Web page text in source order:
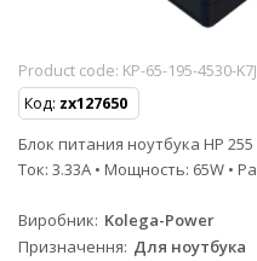
Product code: KP-65-195-4530-
Код: zx127650
Блок питания ноутбука HP 255
Ток: 3.33A • Мощность: 65W •
Виробник Kolega-Power
Призначення Для ноутбука